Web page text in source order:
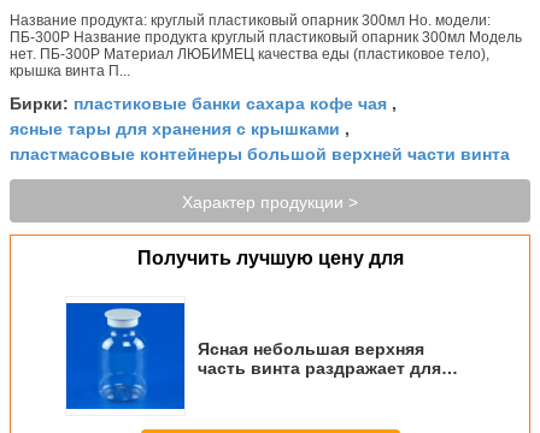
Название продукта: круглый пластиковый опарник 300мл Но. модели:
ПБ-300Р Название продукта круглый пластиковый опарник 300мл Модель
нет. ПБ-300Р Материал ЛЮБИМЕЦ качества еды (пластиковое тело),
крышка винта П...
Бирки: пластиковые банки сахара кофе чая ,
ясные тары для хранения с крышками ,
пластмасовые контейнеры большой верхней части винта
Характер продукции >
Получить лучшую цену для
Ясная небольшая верхняя
часть винта раздражает для